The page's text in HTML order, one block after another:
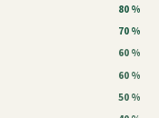
80 %
70 %
60 %
60 %
50 %